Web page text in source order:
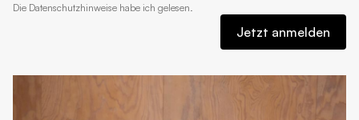
Die Datenschutzhinweise habe ich gelesen.
Jetzt anmelden